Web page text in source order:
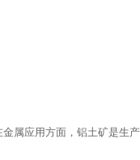
应用方面，铝土矿是生